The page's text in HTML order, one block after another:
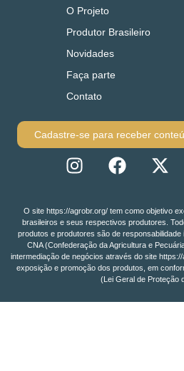
O Projeto
Produtor Brasileiro
Novidades
Faça parte
Contato
Cadastre-se para receber
O site https://agrobr.org/ tem como objetivo
brasileiros e seus respectivos produtores.
produtos e produtores são de
CNA (Confederação da Agricultura e
intermediação de negócios através do site
exposição e promoção dos produtos, em
(Lei Geral de Proteção